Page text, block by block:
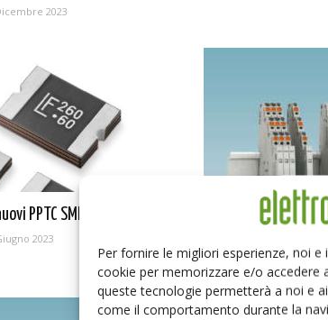
Per fornire le migliori esperienze, noi
cookie per memorizzare e/o accedere
queste tecnologie permetterà a noi e
come il comportamento durante la
2023
PPTC SMD serie 3425L
2023
Phoenix Contact
Massimiliano Luce -